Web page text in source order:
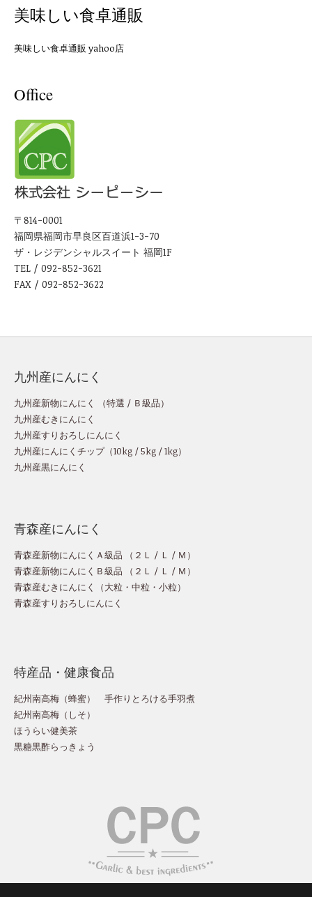
美味しい食卓通販
美味しい食卓通販 yahoo店
Office
〒814-0001
福岡県福岡市早良区百道浜1-3-70
ザ・レジデンシャルスイート 福岡1F
TEL / 092-852-3621
FAX / 092-852-3622
九州産にんにく
九州産新物にんにく （特選 / Ｂ級品）
九州産むきにんにく
九州産すりおろしにんにく
九州産にんにくチップ（10kg /5kg /1kg）
九州産黒にんにく
青森産にんにく
青森産新物にんにくＡ級品 （ ２Ｌ / Ｌ / Ｍ ）
青森産新物にんにくＢ級品 （ ２Ｌ / Ｌ / Ｍ ）
青森産むきにんにく（大粒 ・ 中粒 ・ 小粒）
青森産すりおろしにんにく
特産品・健康食品
紀州南高梅（蜂蜜）
手作りとろける手羽煮
紀州南高梅（しそ）
ほうらい健美茶
黒糖黒酢らっきょう